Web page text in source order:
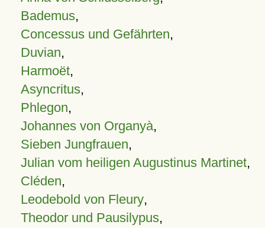
Bademus,
Concessus und Gefährten,
Duvian,
Harmoët,
Asyncritus,
Phlegon,
Johannes von Organyà,
Sieben Jungfrauen,
Julian vom heiligen Augustinus Martinet,
Cléden,
Leodebold von Fleury,
Theodor und Pausilypus,